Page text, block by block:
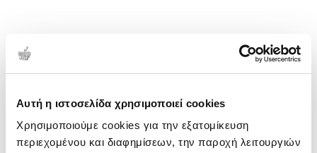
Αυτή η ιστοσελίδα χρησιμοποιεί cookies
Χρησιμοποιούμε cookies για την εξατομίκευση
περιεχομένου και διαφημίσεων, την παροχή λειτουργιών